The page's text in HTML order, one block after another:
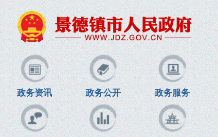
政务资讯 政务公开 政务服务